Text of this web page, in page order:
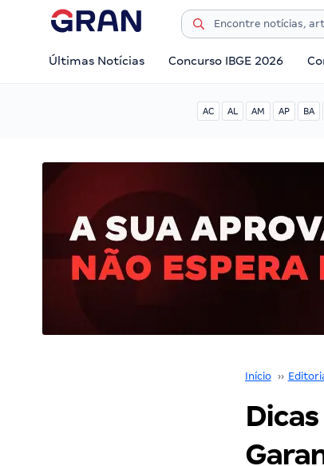
Últimas Notícias Concurso IBGE 2026
AC AL AM AP BA
Início ››